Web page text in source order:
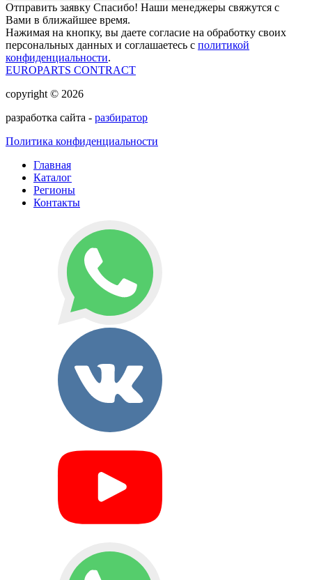
Отправить заявку Спасибо! Наши менеджеры свяжутся с
Вами в ближайшее время.
Нажимая на кнопку, вы даете согласие на обработку своих
персональных данных и соглашаетесь с политикой
конфиденциальности.
EUROPARTS CONTRACT
copyright © 2026
разработка сайта - разбиратор
Политика конфиденциальности
Главная
Каталог
Регионы
Контакты